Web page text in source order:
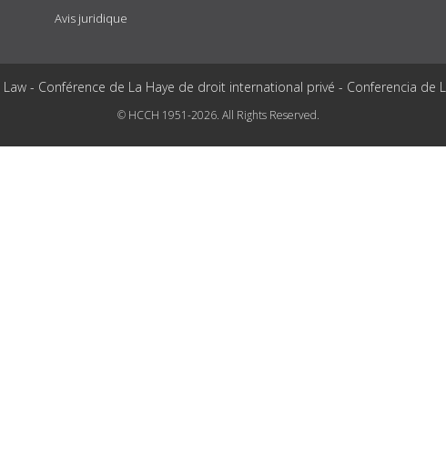
Avis juridique
- Conférence de La Haye de droit international privé - Conferencia de
© HCCH 1951-2026. All Rights Reserved.